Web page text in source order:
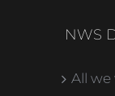
NWS
All we